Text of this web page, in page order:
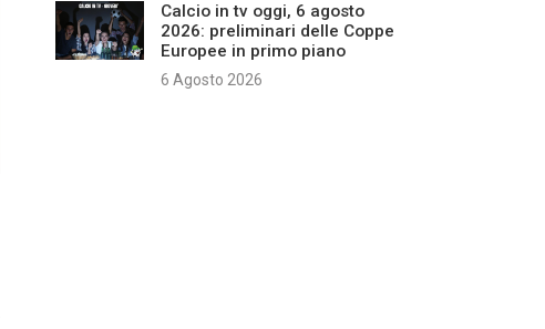
Calcio in tv oggi, 6 agosto
2026: preliminari delle Coppe
Europee in primo piano
6 Agosto 2026